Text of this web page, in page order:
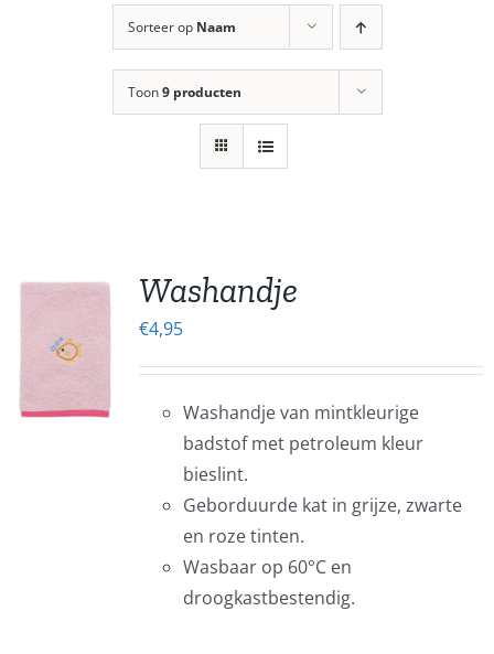
Sorteer op Naam
Toon9 producten
Washandje
€4,95
Washandje van mintkleurige
badstof met petroleum kleur
bieslint.
Geborduurde kat in grijze, zwarte
en roze tinten.
Wasbaar op 60°C en
droogkastbestendig.